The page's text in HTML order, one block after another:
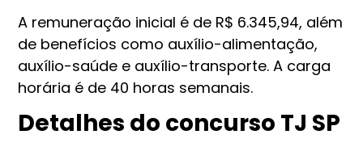
A remuneração inicial é de R$ 6.345,94, além
de benefícios como auxílio-alimentação,
auxílio-saúde e auxílio-transporte. A carga
horária é de 40 horas semanais.
Detalhes do concurso TJ SP